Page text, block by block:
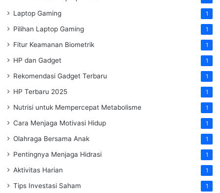
Laptop Gaming 1
Pilihan Laptop Gaming 1
Fitur Keamanan Biometrik 1
HP dan Gadget 1
Rekomendasi Gadget Terbaru 1
HP Terbaru 2025 1
Nutrisi untuk Mempercepat Metabolisme 1
Cara Menjaga Motivasi Hidup 1
Olahraga Bersama Anak 1
Pentingnya Menjaga Hidrasi 1
Aktivitas Harian 1
Tips Investasi Saham 1